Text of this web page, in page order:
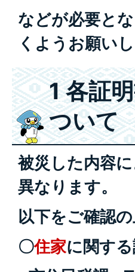
などが必要と
くようお願いし
1 各証
ついて
被災した内容
異なります。
以下をご確認
〇住家に関す